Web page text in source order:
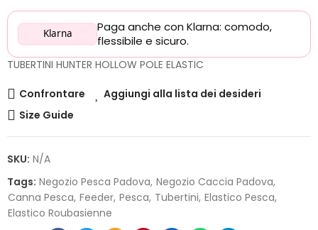
Klarna
Paga anche con Klarna: comodo,
flessibile e sicuro.
TUBERTINI HUNTER HOLLOW POLE ELASTIC
Confrontare
Aggiungi alla lista dei desideri
Size Guide
SKU: N/A
Tags: Negozio Pesca Padova Negozio Caccia Padova
Canna Pesca Feeder Pesca Tubertini Elastico Pesca
Elastico Roubasienne